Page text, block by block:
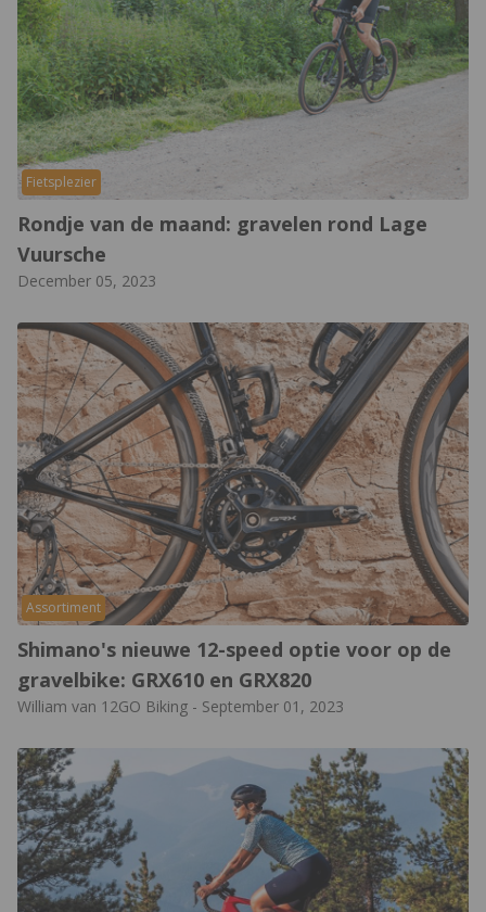
Fietsplezier
Rondje van de maand: gravelen rond Lage
Vuursche
December 05, 2023
Assortiment
Shimano's nieuwe 12-speed optie voor op de
gravelbike: GRX610 en GRX820
William van 12GO Biking - September 01, 2023